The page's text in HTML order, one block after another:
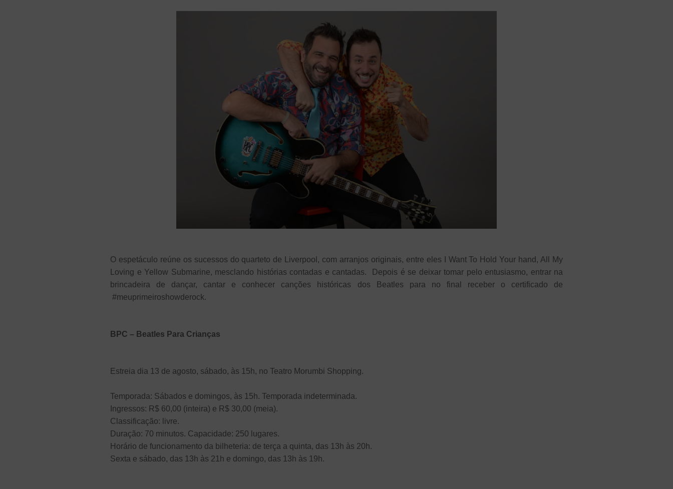
O espetáculo reúne os sucessos do quarteto de Liverpool, com arranjos originais, entre eles I Want To Hold Your hand, All My
Loving e Yellow Submarine, mesclando histórias contadas e cantadas. Depois é se deixar tomar pelo entusiasmo, entrar na
brincadeira de dançar, cantar e conhecer canções históricas dos Beatles para no final receber o certificado de
#meuprimeiroshowderock.
BPC – Beatles Para Crianças
Estreia dia 13 de agosto, sábado, às 15h, no Teatro Morumbi Shopping.
Temporada: Sábados e domingos, às 15h. Temporada indeterminada.
Ingressos: R$ 60,00 (inteira) e R$ 30,00 (meia).
Classificação: livre.
Duração: 70 minutos. Capacidade: 250 lugares.
Horário de funcionamento da bilheteria: de terça a quinta, das 13h às 20h.
Sexta e sábado, das 13h às 21h e domingo, das 13h às 19h.